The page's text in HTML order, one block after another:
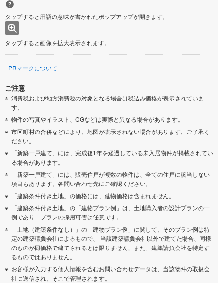
タップすると用語の意味が書かれたポップアップが開きます。
タップすると画像を拡大表示されます。
PRマークについて
ご注意
消費税および地方消費税の対象となる場合は税込み価格が表示されていま
す。
物件の写真やイラスト、CGなどは実際と異なる場合があります。
市区町村の合併などにより、地図が表示されない場合があります。ご了承く
ださい。
「新築一戸建て」には、完成後1年を経過している未入居物件が掲載されてい
る場合があります。
「新築一戸建て」には、販売住戸が複数の物件は、全ての住戸に該当しない
項目もあります。各問い合わせ先にご確認ください。
「建築条件付き土地」の価格には、建物価格は含まれません。
「建築条件付き土地」の「建物プラン例」は、土地購入者の設計プランの一
例であり、プランの採用可否は任意です。
「土地（建築条件なし）」の「建物プラン例」に関して、そのプラン例は特
定の建築請負会社によるもので、 当該建築請負会社以外で建てた場合、同様
のものが同価格で建てられるとは限りません。また、建築請負会社を特定す
るものではありません。
お客様が入力する個人情報を含むお問い合わせデータは、当該物件の取扱会
社に送信され、そこで管理されます。